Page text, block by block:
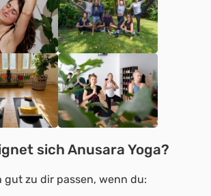
sich Anusara Yoga?
gut zu dir passen, wenn du: